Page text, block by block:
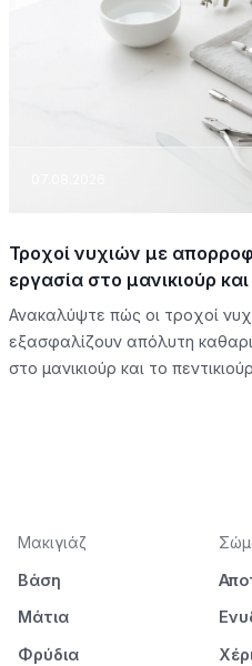
Τροχοί νυχιών με
εργασία στο μανικιούρ
Ανακαλύψτε πώς οι τροχοί
εξασφαλίζουν απόλυτη
στο μανικιούρ και το
Μακιγιάζ
Βάση
Μάτια
Φρύδια